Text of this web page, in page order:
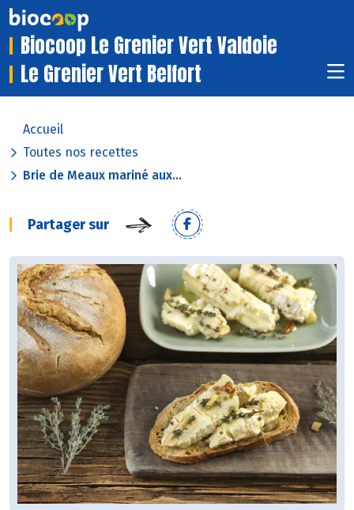
Biocoop Le Grenier Vert Valdoie
Le Grenier Vert Belfort
Accueil
Toutes nos recettes
Brie de Meaux mariné aux...
Partager sur